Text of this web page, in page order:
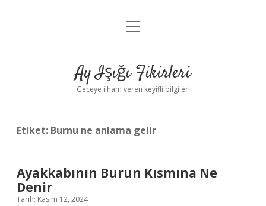
Anasayfa
Yasal Uyarı
menüyü
Ay Işığı Fikirleri
Geceye ilham veren keyifli bilgiler!
Etiket: Burnu ne anlama gelir
Ayakkabının Burun Kısmına Ne
Denir
Tarih: Kasım 12, 2024